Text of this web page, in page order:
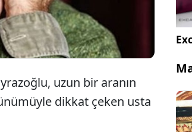
uzun bir aranın
dikkat çeken usta